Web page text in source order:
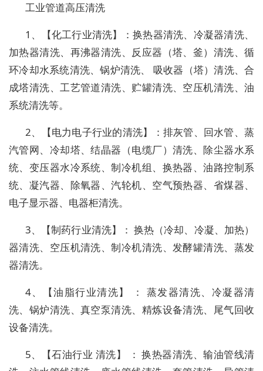
工业管道高压清洗
1、【化工行业清洗】：换热器清洗、冷凝器清洗、
加热器清洗、再沸器清洗、反应器（塔、釜）清洗、循
环冷却水系统清洗、锅炉清洗、 吸收器（塔）清洗、合
成塔清洗、工艺管道清洗、贮罐清洗、空压机清洗、油
系统清洗等。
2、【电力电子行业的清洗】：排灰管、回水管、蒸
汽管网、冷却塔、结晶器（电缆厂）清洗、除尘器水系
统、变压器水冷系统、制冷机组、换热器、油路控制系
统、凝汽器、除氧器、汽轮机、空气预热器、省煤器、
电子显示器、电器柜清洗。
3、【制药行业清洗】： 换热（冷却、冷凝、加热）
器清洗、空压机清洗、制冷机清洗、发酵罐清洗、蒸发
器清洗。
4、【油脂行业清洗】 ： 蒸发器清洗、冷凝器清
洗、锅炉清洗、真空泵清洗、精炼设备清洗、尾气回收
设备清洗。
5、【石油行业 清洗】 ： 换热器清洗、输油管线清